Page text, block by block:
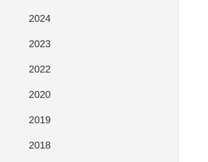
2024
2023
2022
2020
2019
2018